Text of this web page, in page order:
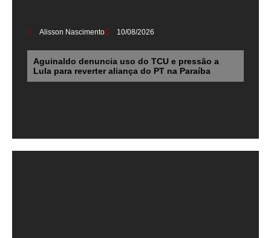
Alisson Nascimento 10/08/2026
Aguinaldo denuncia uso do TCU e pressão a
Lula para reverter aliança do PT na Paraíba